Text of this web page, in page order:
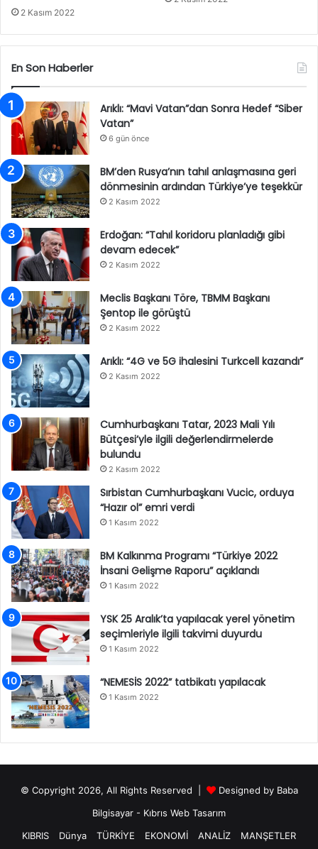
2 Kasım 2022
En Son Haberler
Arıklı: “Mavi Vatan”dan Sonra Hedef “Siber
Vatan”
6 gün önce
BM’den Rusya’nın tahıl anlaşmasına geri
dönmesinin ardından Türkiye’ye teşekkür
2 Kasım 2022
Erdoğan: “Tahıl koridoru planladığı gibi
devam edecek”
2 Kasım 2022
Meclis Başkanı Töre, TBMM Başkanı
Şentop ile görüştü
2 Kasım 2022
Arıklı: “4G ve 5G ihalesini Turkcell kazandı”
2 Kasım 2022
Cumhurbaşkanı Tatar, 2023 Mali Yılı
Bütçesi’yle ilgili değerlendirmelerde
bulundu
2 Kasım 2022
Sırbistan Cumhurbaşkanı Vucic, orduya
“Hazır ol” emri verdi
1 Kasım 2022
BM Kalkınma Programı “Türkiye 2022
İnsani Gelişme Raporu” açıklandı
1 Kasım 2022
YSK 25 Aralık’ta yapılacak yerel yönetim
seçimleriyle ilgili takvimi duyurdu
1 Kasım 2022
“NEMESİS 2022” tatbikatı yapılacak
1 Kasım 2022
© Copyright 2026, All Rights Reserved | Designed by Baba
Bilgisayar - Kıbrıs Web Tasarım
KIBRIS
Dünya TÜRKİYE EKONOMİ ANALİZ MANŞETLER